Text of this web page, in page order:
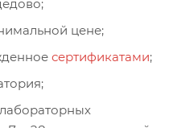
цене;
сертификатами;